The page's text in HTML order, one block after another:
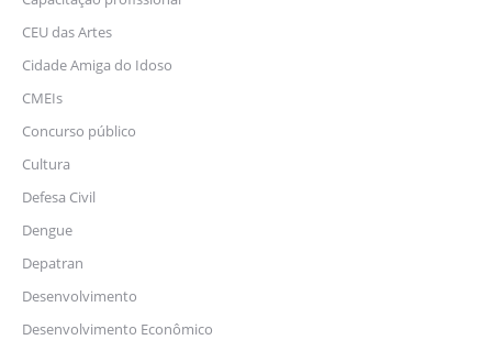
CEU das Artes
Cidade Amiga do Idoso
CMEIs
Concurso público
Cultura
Defesa Civil
Dengue
Depatran
Desenvolvimento
Desenvolvimento Econômico